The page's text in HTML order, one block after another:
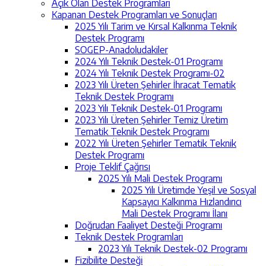
Açık Olan Destek Programları
Kapanan Destek Programları ve Sonuçları
2025 Yılı Tarim ve Kırsal Kalkınma Teknik
Destek Programı
SOGEP-Anadoludakiler
2024 Yılı Teknik Destek-01 Programı
2024 Yılı Teknik Destek Programı-02
2023 Yılı Üreten Şehirler İhracat Tematik
Teknik Destek Programı
2023 Yılı Teknik Destek-01 Programı
2023 Yılı Üreten Şehirler Temiz Üretim
Tematik Teknik Destek Programı
2022 Yılı Üreten Şehirler Tematik Teknik
Destek Programı
Proje Teklif Çağrısı
2025 Yılı Mali Destek Programı
2025 Yılı Üretimde Yeşil ve Sosyal
Kapsayıcı Kalkınma Hızlandırıcı
Mali Destek Programı İlanı
Doğrudan Faaliyet Desteği Programı
Teknik Destek Programları
2023 Yılı Teknik Destek-02 Programı
Fizibilite Desteği